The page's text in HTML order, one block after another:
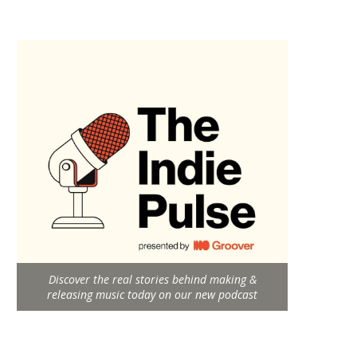
Discover the real stories behind making &
releasing music today on our new podcast